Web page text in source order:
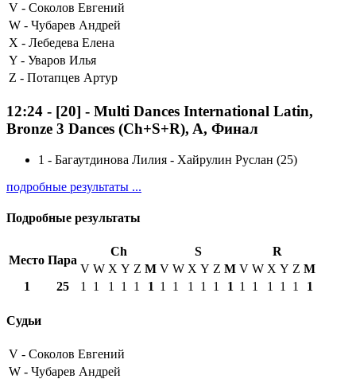
V - Соколов Евгений
W - Чубарев Андрей
X - Лебедева Елена
Y - Уваров Илья
Z - Потапцев Артур
12:24 - [20] - Multi Dances International Latin,
Bronze 3 Dances (Ch+S+R), A, Финал
1 - Багаутдинова Лилия - Хайрулин Руслан (25)
подробные результаты ...
Подробные результаты
Место Пара
Ch S
R
V W X Y Z М V W X Y Z М V W X Y Z М
1
25 1 1 1 1 1 1 1 1 1 1 1 1 1 1 1 1 1 1
Судьи
V - Соколов Евгений
W - Чубарев Андрей